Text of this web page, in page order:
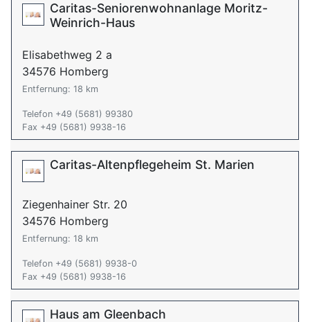
Caritas-Seniorenwohnanlage Moritz-
Weinrich-Haus
Elisabethweg 2 a
34576 Homberg
Entfernung: 18 km
Telefon +49 (5681) 99380
Fax +49 (5681) 9938-16
Caritas-Altenpflegeheim St. Marien
Ziegenhainer Str. 20
34576 Homberg
Entfernung: 18 km
Telefon +49 (5681) 9938-0
Fax +49 (5681) 9938-16
Haus am Gleenbach